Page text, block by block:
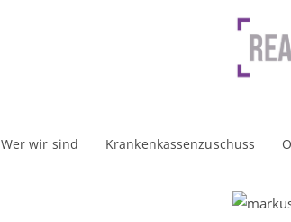
Wer wir sind Krankenkassenzuschuss